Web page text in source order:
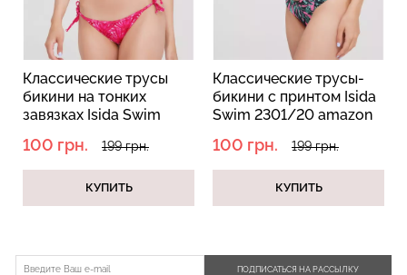
Классические трусы
бикини на тонких
завязках Isida Swim
100 грн. 199 грн.
КУПИТЬ
Классические трусы-
бикини с принтом Isida
Swim 2301/20 amazon
100 грн. 199 грн.
КУПИТЬ
ПОДПИСАТЬСЯ НА РАССЫЛКУ
Велосипедки с пуш-ап
эффектом бесшовные
TRACKS SHAPE black
(черный) Giulia
454 грн.649 грн.
Топ на бретелях в рубчик
CAMI TOP RIB black
(черный) Giulia
299 грн. 499 грн.